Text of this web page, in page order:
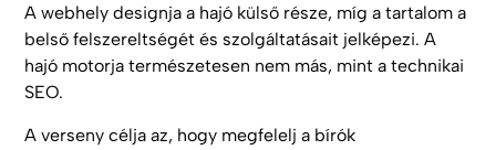
A webhely designja a hajó külső része, míg a tartalom a
belső felszereltségét és szolgáltatásait jelképezi. A
hajó motorja természetesen nem más, mint a technikai
SEO.
A verseny célja az, hogy megfelelj a bírók